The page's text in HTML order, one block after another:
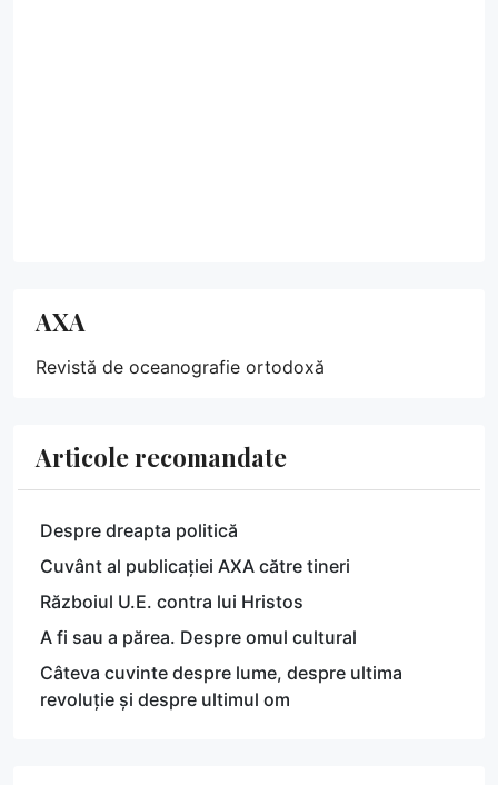
AXA
Revistă de oceanografie ortodoxă
Articole recomandate
Despre dreapta politică
Cuvânt al publicației AXA către tineri
Războiul U.E. contra lui Hristos
A fi sau a părea. Despre omul cultural
Câteva cuvinte despre lume, despre ultima
revoluție și despre ultimul om